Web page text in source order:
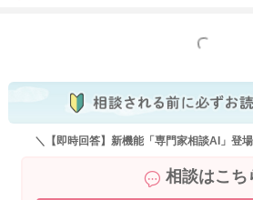
もっと見る
＼【即時回答】新機能「専門家相談AI」登
相談はこち